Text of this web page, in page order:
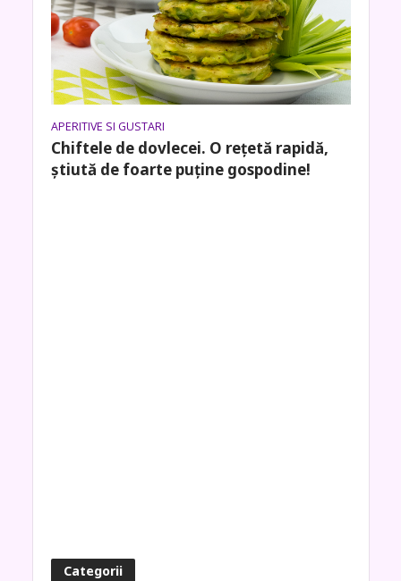
APERITIVE SI GUSTARI
Chiftele de dovlecei. O rețetă rapidă,
știută de foarte puține gospodine!
Categorii